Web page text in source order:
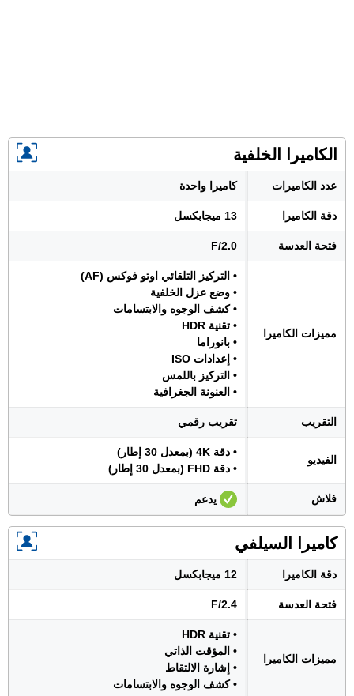
الكاميرا الخلفية
عدد الكاميرات كاميرا واحدة
دقة الكاميرا 13 ميجابكسل
فتحة العدسة F/2.0
مميزات الكاميرا
• التركيز التلقائي اوتو فوكس (AF)
• وضع عزل الخلفية
• كشف الوجوه والابتسامات
• تقنية HDR
• بانوراما
• إعدادات ISO
• التركيز باللمس
• العنونة الجغرافية
التقريب تقريب رقمي
الفيديو
• دقة 4K (بمعدل 30 إطار)
• دقة FHD (بمعدل 30 إطار)
فلاش يدعم
كاميرا السيلفي
دقة الكاميرا 12 ميجابكسل
فتحة العدسة F/2.4
مميزات الكاميرا
• تقنية HDR
• المؤقت الذاتي
• إشارة الالتقاط
• كشف الوجوه والابتسامات